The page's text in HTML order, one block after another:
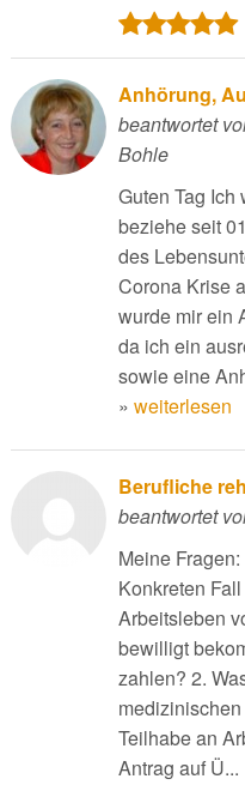
Anhörung,
beantwortet
Bohle
Guten Tag Ich
beziehe seit
des
Corona Krise
wurde mir ein
da ich ein
sowie eine
» weiterlesen
Berufliche
beantwortet
Meine
Konkreten
Arbeitsleben
bewilligt
zahlen? 2.
Teilhabe an
Antrag auf Ü...